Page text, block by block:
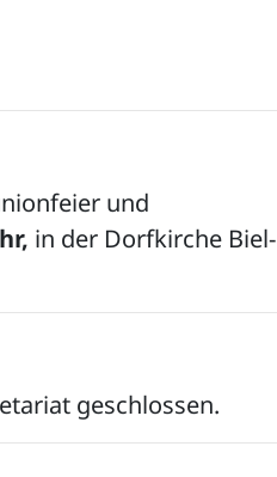
und
in der Dorfkirche Biel-
geschlossen.